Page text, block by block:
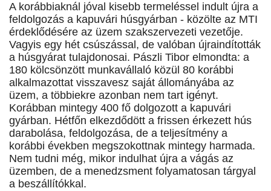
A korábbiaknál jóval kisebb termeléssel indult újra a
feldolgozás a kapuvári húsgyárban - közölte az MTI
érdeklődésére az üzem szakszervezeti vezetője.
Vagyis egy hét csúszással, de valóban újraindították
a húsgyárat tulajdonosai. Pászli Tibor elmondta: a
180 kölcsönzött munkavállaló közül 80 korábbi
alkalmazottat visszavesz saját állományába az
üzem, a többiekre azonban nem tart igényt.
Korábban mintegy 400 fő dolgozott a kapuvári
gyárban. Hétfőn elkezdődött a frissen érkezett hús
darabolása, feldolgozása, de a teljesítmény a
korábbi években megszokottnak mintegy harmada.
Nem tudni még, mikor indulhat újra a vágás az
üzemben, de a menedzsment folyamatosan tárgyal
a beszállítókkal.